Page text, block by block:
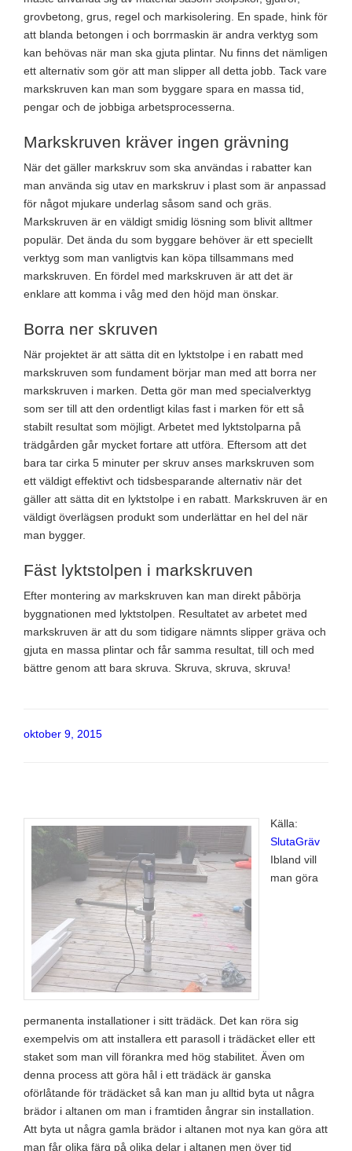
grovbetong, grus, regel och markisolering. En spade, hink för
att blanda betongen i och borrmaskin är andra verktyg som
kan behövas när man ska gjuta plintar. Nu finns det nämligen
ett alternativ som gör att man slipper all detta jobb. Tack vare
markskruven kan man som byggare spara en massa tid,
pengar och de jobbiga arbetsprocesserna.
Markskruven kräver ingen grävning
När det gäller markskruv som ska användas i rabatter kan
man använda sig utav en markskruv i plast som är anpassad
för något mjukare underlag såsom sand och gräs.
Markskruven är en väldigt smidig lösning som blivit alltmer
populär. Det ända du som byggare behöver är ett speciellt
verktyg som man vanligtvis kan köpa tillsammans med
markskruven. En fördel med markskruven är att det är
enklare att komma i våg med den höjd man önskar.
Borra ner skruven
När projektet är att sätta dit en lyktstolpe i en rabatt med
markskruven som fundament börjar man med att borra ner
markskruven i marken. Detta gör man med specialverktyg
som ser till att den ordentligt kilas fast i marken för ett så
stabilt resultat som möjligt. Arbetet med lyktstolparna på
trädgården går mycket fortare att utföra. Eftersom att det
bara tar cirka 5 minuter per skruv anses markskruven som
ett väldigt effektivt och tidsbesparande alternativ när det
gäller att sätta dit en lyktstolpe i en rabatt. Markskruven är en
väldigt överlägsen produkt som underlättar en hel del när
man bygger.
Fäst lyktstolpen i markskruven
Efter montering av markskruven kan man direkt påbörja
byggnationen med lyktstolpen. Resultatet av arbetet med
markskruven är att du som tidigare nämnts slipper gräva och
gjuta en massa plintar och får samma resultat, till och med
bättre genom att bara skruva. Skruva, skruva, skruva!
Publicerat
oktober 9, 2015
Källa:
SlutaGräv
Ibland vill
man göra
permanenta installationer i sitt trädäck. Det kan röra sig
exempelvis om att installera ett parasoll i trädäcket eller ett
staket som man vill förankra med hög stabilitet. Även om
denna process att göra hål i ett trädäck är ganska
oförlåtande för trädäcket så kan man ju alltid byta ut några
brädor i altanen om man i framtiden ångrar sin installation.
Att byta ut några gamla brädor i altanen mot nya kan göra att
man får olika färg på olika delar i altanen men över tid